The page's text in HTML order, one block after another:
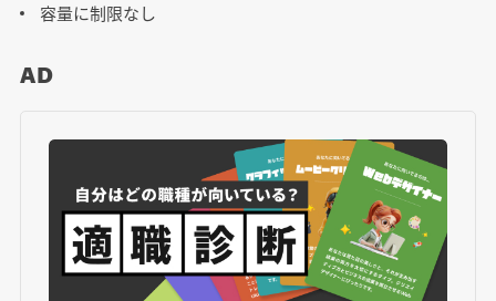
容量に制限なし
AD